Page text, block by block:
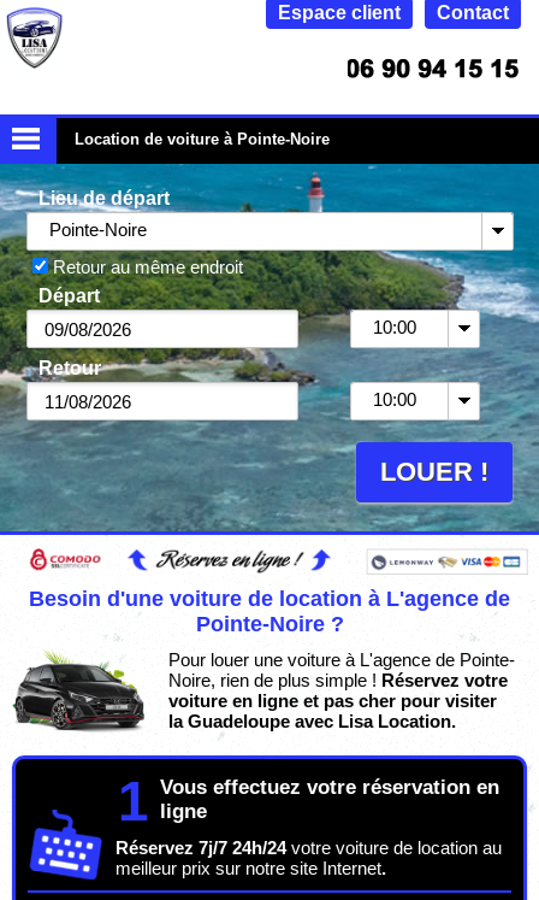
Contact
Espace client
Location de voiture à Pointe-Noire
Lieu de départ
Pointe-Noire
Retour au même endroit
Départ
10:00
Retour
10:00
LOUER !
Besoin d'une voiture de location à L'agence de
Pointe-Noire ?
Pour louer une voiture à L'agence de Pointe-
Noire, rien de plus simple ! Réservez votre
voiture en ligne et pas cher pour visiter
la Guadeloupe avec Lisa Location.
1 Vous effectuez votre réservation en
ligne
Réservez 7j/7 24h/24votre voiture de location au
meilleur prix sur notre site Internet.